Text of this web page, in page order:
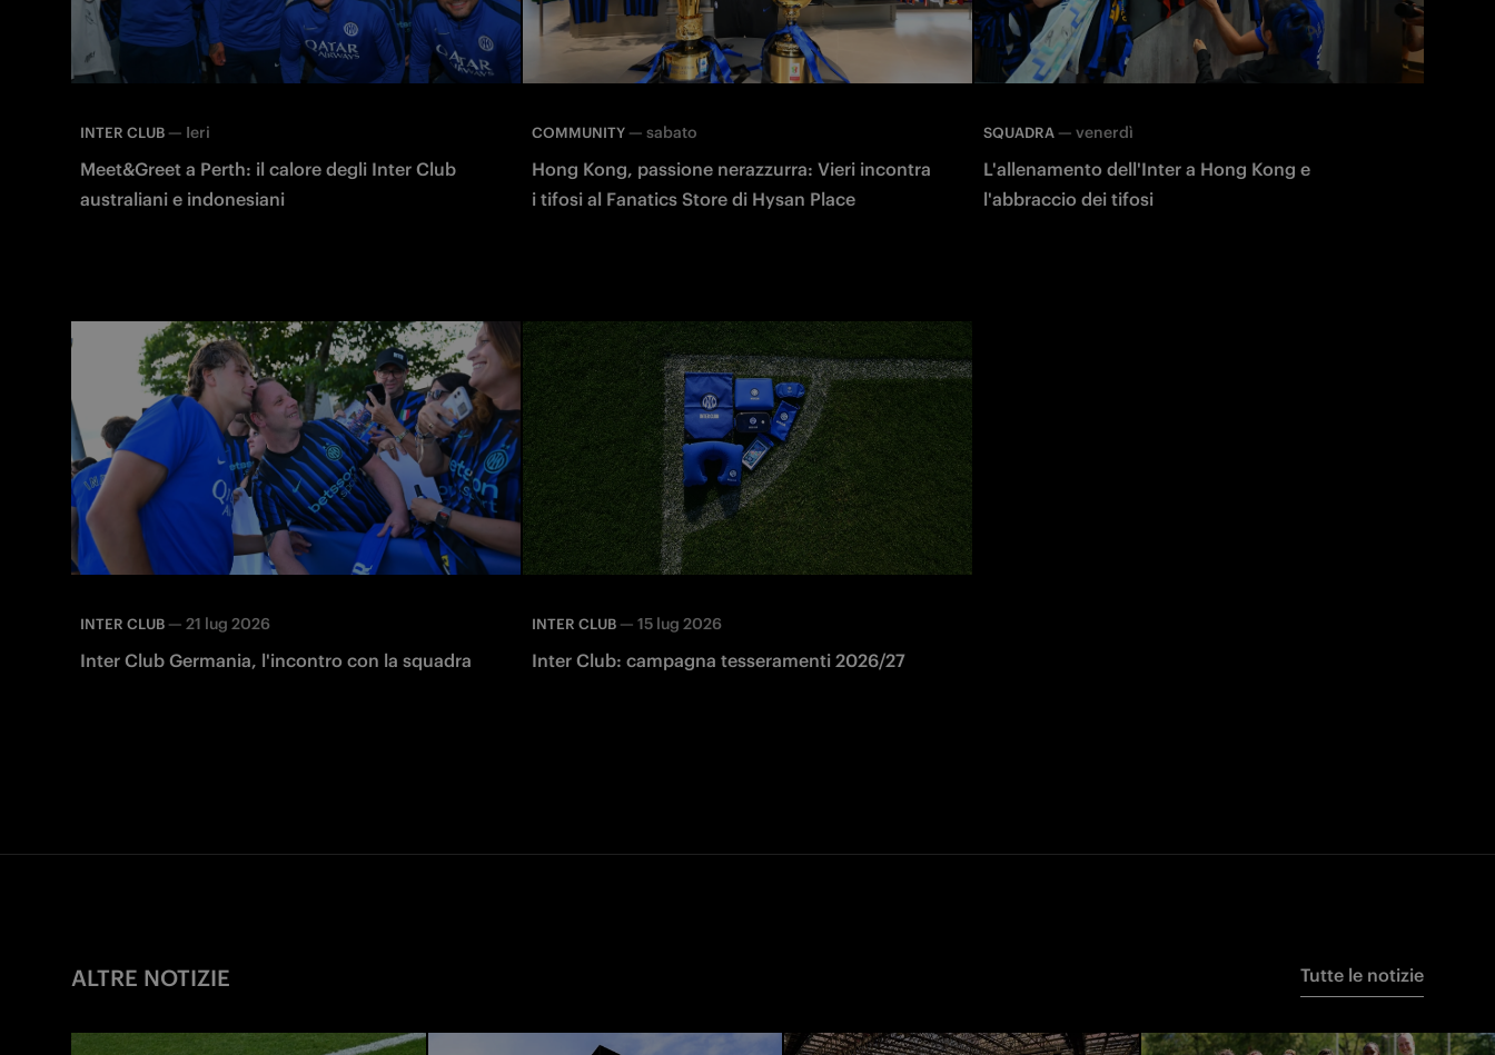
INTER CLUB — Ieri
Meet&Greet a Perth: il calore degli Inter Club
australiani e indonesiani
COMMUNITY — sabato
Hong Kong, passione nerazzurra: Vieri incontra
i tifosi al Fanatics Store di Hysan Place
SQUADRA — venerdì
L'allenamento dell'Inter a Hong Kong e
l'abbraccio dei tifosi
INTER CLUB — 21 lug 2026
Inter Club Germania, l'incontro con la squadra
INTER CLUB — 15 lug 2026
Inter Club: campagna tesseramenti 2026/27
ALTRE NOTIZIE Tutte le notizie